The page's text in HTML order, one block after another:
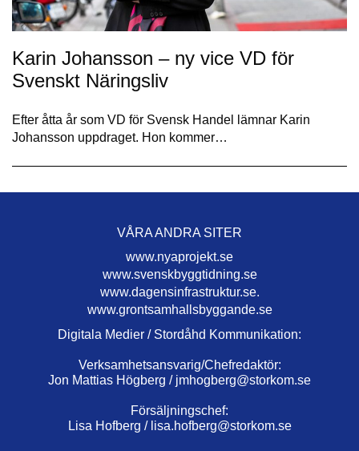
Karin Johansson – ny vice VD för
Svenskt Näringsliv
Efter åtta år som VD för Svensk Handel lämnar Karin
Johansson uppdraget. Hon kommer…
VÅRA ANDRA SITER
www.nyaprojekt.se
www.svenskbyggtidning.se
www.dagensinfrastruktur.se.
www.grontsamhallsbyggande.se
Digitala Medier / Stordåhd Kommunikation:
Verksamhetsansvarig/Chefredaktör:
Jon Mattias Högberg / jmhogberg@storkom.se
Försäljningschef:
Lisa Hofberg / lisa.hofberg@storkom.se